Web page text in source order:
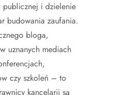
publicznej i dzielenie
budowania zaufania.
bloga,
uznanych mediach
czy szkoleń – to
kancelarii są